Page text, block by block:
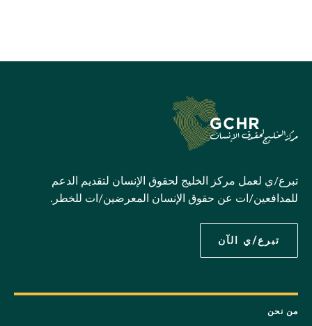
تبرع/ي لعمل مركز الخليج لحقوق الإنسان لتقديم الدعم
للمدافعين/ات عن حقوق الإنسان المعرضين/ات للخطر.
تبرع/ي الآن
من نحن